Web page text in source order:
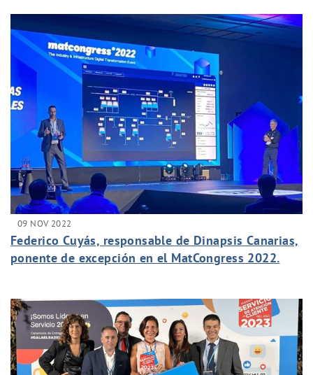
09 NOV 2022
Federico Cuyás, responsable de Dinapsis Canarias,
ponente de excepción en el MatCongress 2022.